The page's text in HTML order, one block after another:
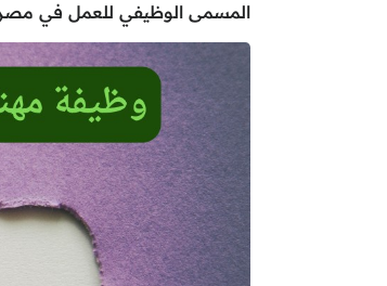
المسمى الوظيفي للعمل في